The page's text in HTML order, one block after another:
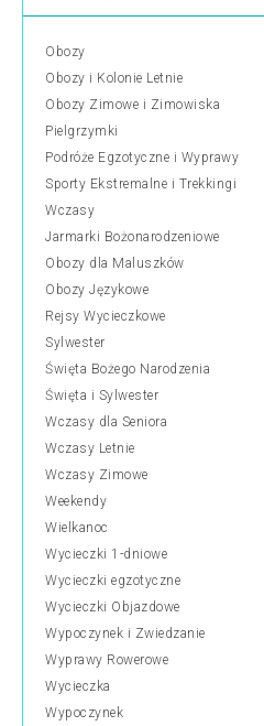
Obozy
Obozy i Kolonie Letnie
Obozy Zimowe i Zimowiska
Pielgrzymki
Podróże Egzotyczne i Wyprawy
Sporty Ekstremalne i Trekkingi
Wczasy
Jarmarki Bożonarodzeniowe
Obozy dla Maluszków
Obozy Językowe
Rejsy Wycieczkowe
Sylwester
Święta Bożego Narodzenia
Święta i Sylwester
Wczasy dla Seniora
Wczasy Letnie
Wczasy Zimowe
Weekendy
Wielkanoc
Wycieczki 1-dniowe
Wycieczki egzotyczne
Wycieczki Objazdowe
Wypoczynek i Zwiedzanie
Wyprawy Rowerowe
Wycieczka
Wypoczynek